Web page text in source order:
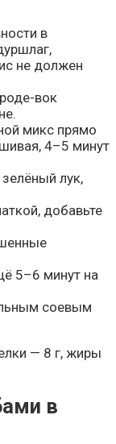
в
не должен
вок
микс прямо
4–5 минут
лук,
добавьте
5–6 минут на
соевым
— 8 г, жиры
в